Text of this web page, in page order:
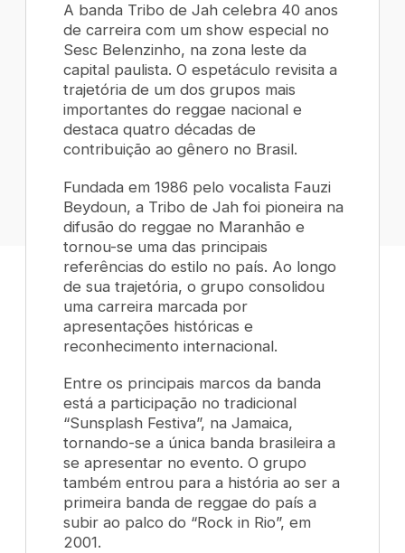
A banda Tribo de Jah celebra 40 anos
de carreira com um show especial no
Sesc Belenzinho, na zona leste da
capital paulista. O espetáculo revisita a
trajetória de um dos grupos mais
importantes do reggae nacional e
destaca quatro décadas de
contribuição ao gênero no Brasil.
Fundada em 1986 pelo vocalista Fauzi
Beydoun, a Tribo de Jah foi pioneira na
difusão do reggae no Maranhão e
tornou-se uma das principais
referências do estilo no país. Ao longo
de sua trajetória, o grupo consolidou
uma carreira marcada por
apresentações históricas e
reconhecimento internacional.
Entre os principais marcos da banda
está a participação no tradicional
“Sunsplash Festiva”, na Jamaica,
tornando-se a única banda brasileira a
se apresentar no evento. O grupo
também entrou para a história ao ser a
primeira banda de reggae do país a
subir ao palco do “Rock in Rio”, em
2001.